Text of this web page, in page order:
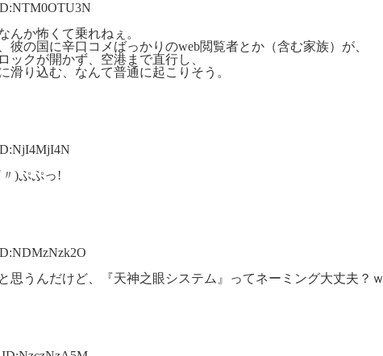
んか怖くて乗れねぇ。
彼の国に辛口コメばっかりのweb閲覧者とか（含む家族）が、
ックが開かず、空港まで直行し、
滑り込む、なんて普通に起こりそう。
)ぷぷっ!
思うんだけど、『天神之眼システム』ってネーミング大丈夫？ｗ